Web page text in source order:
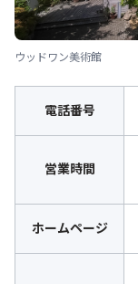
ウッドワン美術館
電話番号
営業時間
ホームページ